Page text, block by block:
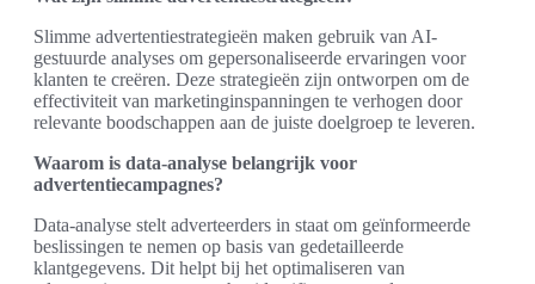
Slimme advertentiestrategieën maken gebruik van AI-
gestuurde analyses om gepersonaliseerde ervaringen voor
klanten te creëren. Deze strategieën zijn ontworpen om de
effectiviteit van marketinginspanningen te verhogen door
relevante boodschappen aan de juiste doelgroep te leveren.
Waarom is data-analyse belangrijk voor
advertentiecampagnes?
Data-analyse stelt adverteerders in staat om geïnformeerde
beslissingen te nemen op basis van gedetailleerde
klantgegevens. Dit helpt bij het optimaliseren van